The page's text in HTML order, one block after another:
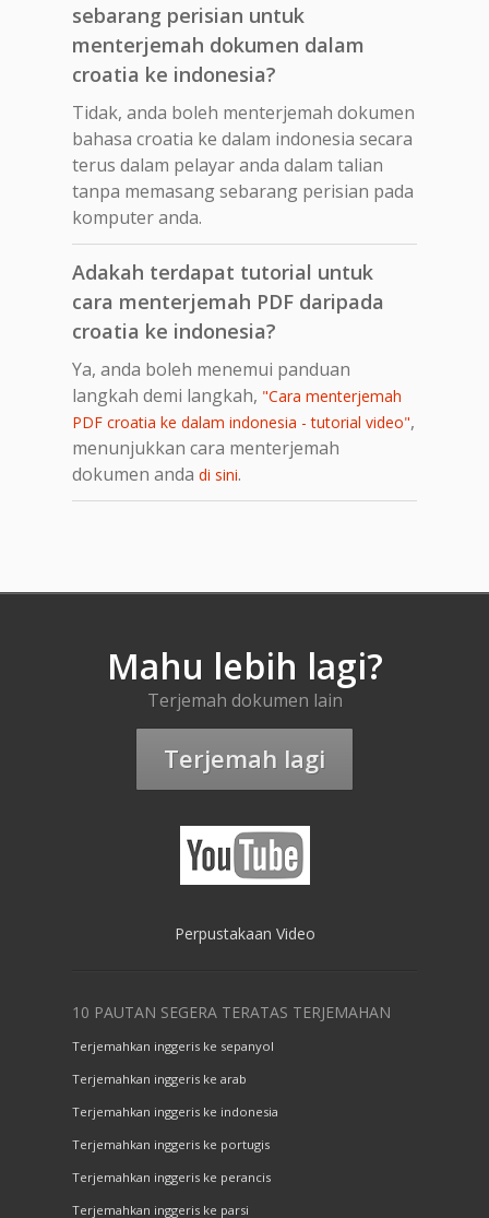
sebarang perisian untuk
menterjemah dokumen dalam
croatia ke indonesia?
Tidak, anda boleh menterjemah dokumen
bahasa croatia ke dalam indonesia secara
terus dalam pelayar anda dalam talian
tanpa memasang sebarang perisian pada
komputer anda.
Adakah terdapat tutorial untuk
cara menterjemah PDF daripada
croatia ke indonesia?
Ya, anda boleh menemui panduan
langkah demi langkah, "Cara menterjemah
PDF croatia ke dalam indonesia - tutorial video",
menunjukkan cara menterjemah
dokumen anda di sini.
Mahu lebih lagi?
Terjemah dokumen lain
Terjemah lagi
Perpustakaan Video
10 PAUTAN SEGERA TERATAS TERJEMAHAN
Terjemahkan inggeris ke sepanyol
Terjemahkan inggeris ke arab
Terjemahkan inggeris ke indonesia
Terjemahkan inggeris ke portugis
Terjemahkan inggeris ke perancis
Terjemahkan inggeris ke parsi